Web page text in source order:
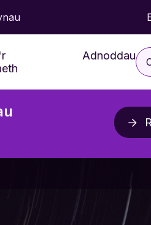
Niwroddatblygiadol
Adnoddau
I Blant a